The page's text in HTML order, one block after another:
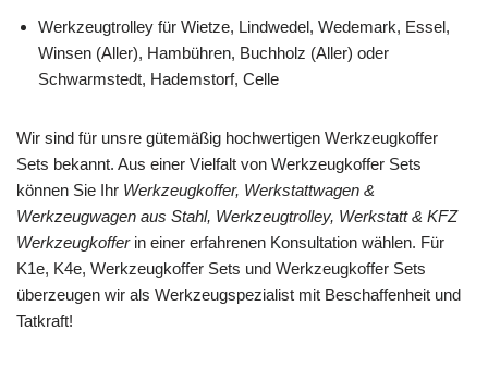
Werkzeugtrolley für Wietze, Lindwedel, Wedemark, Essel,
Winsen (Aller), Hambühren, Buchholz (Aller) oder
Schwarmstedt, Hademstorf, Celle
Wir sind für unsre gütemäßig hochwertigen Werkzeugkoffer
Sets bekannt. Aus einer Vielfalt von Werkzeugkoffer Sets
können Sie Ihr Werkzeugkoffer, Werkstattwagen &
Werkzeugwagen aus Stahl, Werkzeugtrolley, Werkstatt & KFZ
Werkzeugkofferin einer erfahrenen Konsultation wählen. Für
K1e, K4e, Werkzeugkoffer Sets und Werkzeugkoffer Sets
überzeugen wir als Werkzeugspezialist mit Beschaffenheit und
Tatkraft!